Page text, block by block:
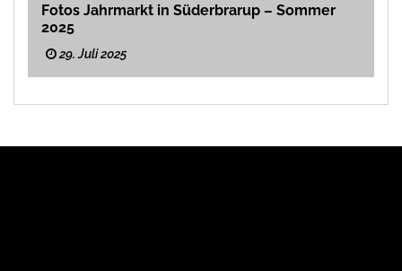
Fotos Jahrmarkt in Süderbrarup – Sommer
2025
29. Juli 2025